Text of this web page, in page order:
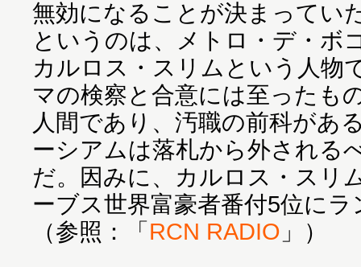
無効になることが決まってい
というのは、メトロ・デ・ボ
カルロス・スリムという人物
マの検察と合意には至ったも
人間であり、汚職の前科があ
ーシアムは落札から外される
だ。因みに、カルロス・スリ
ーブス世界富豪者番付5位に
（参照：「RCN RADIO 」）